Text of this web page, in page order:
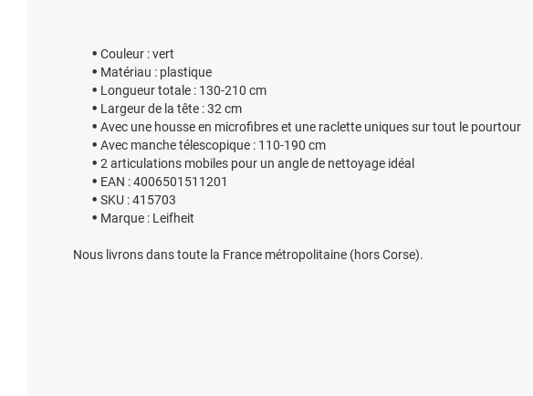
Couleur : vert
Matériau : plastique
Longueur totale : 130-210 cm
Largeur de la tête : 32 cm
Avec une housse en microfibres et une raclette uniques sur tout le pourtour
Avec manche télescopique : 110-190 cm
2 articulations mobiles pour un angle de nettoyage idéal
EAN : 4006501511201
SKU : 415703
Marque : Leifheit
Nous livrons dans toute la France métropolitaine (hors Corse).